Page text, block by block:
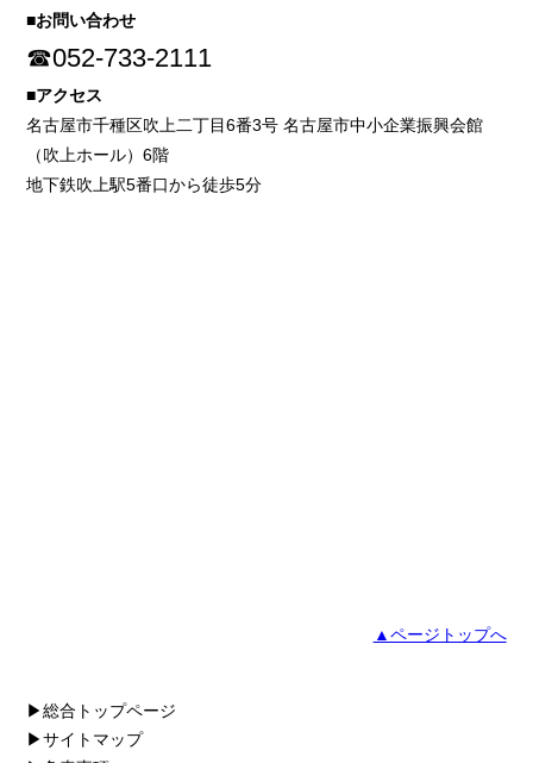
■お問い合わせ
☎052-733-2111
■アクセス
名古屋市千種区吹上二丁目6番3号 名古屋市中小企業振興会館
（吹上ホール）6階
地下鉄吹上駅5番口から徒歩5分
▲ページトップへ
▶総合トップページ
▶サイトマップ